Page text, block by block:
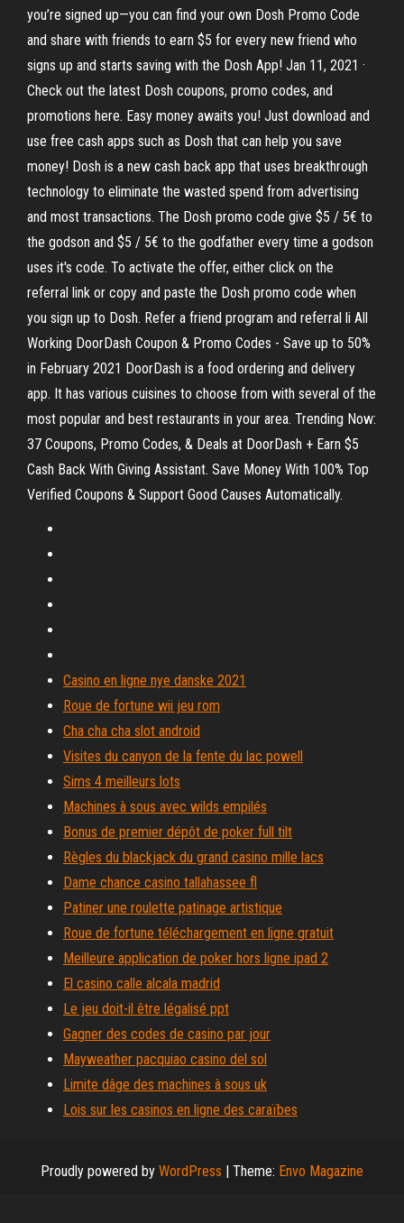
you’re signed up—you can find your own Dosh Promo Code
and share with friends to earn $5 for every new friend who
signs up and starts saving with the Dosh App! Jan 11, 2021 ·
Check out the latest Dosh coupons, promo codes, and
promotions here. Easy money awaits you! Just download and
use free cash apps such as Dosh that can help you save
money! Dosh is a new cash back app that uses breakthrough
technology to eliminate the wasted spend from advertising
and most transactions. The Dosh promo code give $5 / 5€ to
the godson and $5 / 5€ to the godfather every time a godson
uses it's code. To activate the offer, either click on the
referral link or copy and paste the Dosh promo code when
you sign up to Dosh. Refer a friend program and referral li All
Working DoorDash Coupon & Promo Codes - Save up to 50%
in February 2021 DoorDash is a food ordering and delivery
app. It has various cuisines to choose from with several of the
most popular and best restaurants in your area. Trending Now:
37 Coupons, Promo Codes, & Deals at DoorDash + Earn $5
Cash Back With Giving Assistant. Save Money With 100% Top
Verified Coupons & Support Good Causes Automatically.
Casino en ligne nye danske 2021
Roue de fortune wii jeu rom
Cha cha cha slot android
Visites du canyon de la fente du lac powell
Sims 4 meilleurs lots
Machines à sous avec wilds empilés
Bonus de premier dépôt de poker full tilt
Règles du blackjack du grand casino mille lacs
Dame chance casino tallahassee fl
Patiner une roulette patinage artistique
Roue de fortune téléchargement en ligne gratuit
Meilleure application de poker hors ligne ipad 2
El casino calle alcala madrid
Le jeu doit-il être légalisé ppt
Gagner des codes de casino par jour
Mayweather pacquiao casino del sol
Limite dâge des machines à sous uk
Lois sur les casinos en ligne des caraïbes
Proudly powered by WordPress | Theme: Envo Magazine